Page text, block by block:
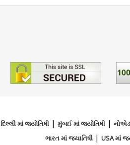
દિલ્લી માં જ્યોતિષી| મુંબઈ માં જ્યોતિષી|
ભારત માં જ્યાતિષી| USA માં